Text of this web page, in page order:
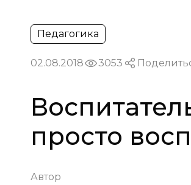
Педагогика
02.08.2018 3053
просто
Автор